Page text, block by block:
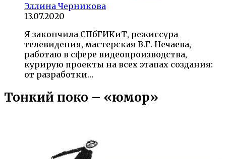
Эллина Черникова
13.07.2020
Я закончила СПбГИКиТ, режиссура
телевидения, мастерская В.Г. Нечаева,
работаю в сфере видеопроизводства,
курирую проекты на всех этапах создания:
от разработки…
Тонкий поко – «юмор»